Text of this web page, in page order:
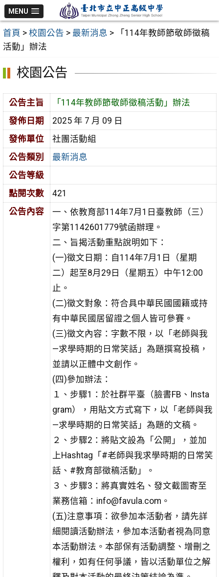
跳
至
主
要
MENU
首頁 > 校園公告 > 最新消息 >
「114年教師節敬師徵稿
活動」辦法
校園公告
公告主旨
「114年教師節敬師徵稿活動」辦法
發佈日期
2025 年 7 月 09 日
發佈單位
社團活動組
公告類別
最新消息
公告等級
點閱次數
421
公告內容
一、依教育部114年7月1日臺教師（三）
字第1142601779號函辦理。
二、旨揭活動重點說明如下：
(一)徵文日期：自114年7月1日（星期
二）起至8月29日（星期五）中午12:00
止。
(二)徵文對象：符合具中華民國國籍或持
有中華民國居留證之個人皆可參賽。
(三)徵文內容：字數不限，以「老師與我
—求學時期的日常笑話」為題撰寫投稿，
並請以正體中文創作。
(四)參加辦法：
１、步驟1：於社群平臺（臉書FB、Insta
gram），用貼文方式寫下，以「老師與我
—求學時期的日常笑話」為題的文稿。
２、步驟2：將貼文設為「公開」，並加
上Hashtag「#老師與我求學時期的日常笑
話、#教育部徵稿活動」。
３、步驟3：將真實姓名、發文截圖寄至
業務信箱：info@favula.com。
(五)注意事項：欲參加本活動者，請先詳
細閱讀活動辦法，參加本活動者視為同意
本活動辦法。本部保有活動調整、增刪之
權利，如有任何爭議，皆以活動單位之解